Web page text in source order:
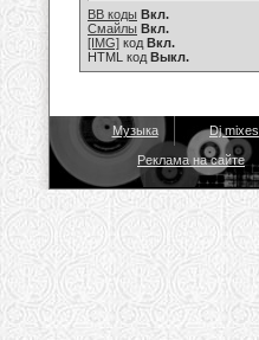
BB коды Вкл.
Смайлы Вкл.
[IMG] код Вкл.
HTML код Выкл.
Музыка Dj mixes
Реклама на сайте